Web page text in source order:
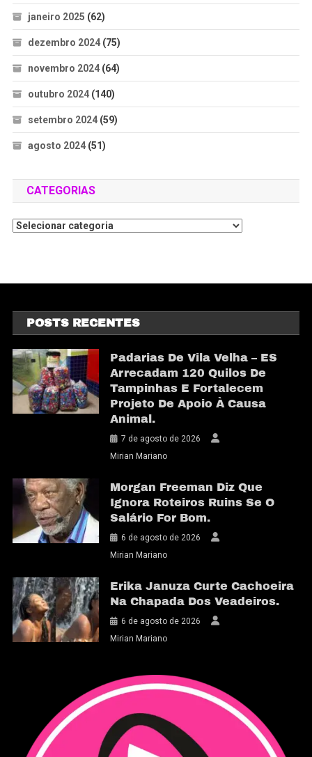
janeiro 2025 (62)
dezembro 2024(75)
novembro 2024(64)
outubro 2024(140)
setembro 2024(59)
agosto 2024(51)
CATEGORIAS
POSTS RECENTES
Padarias De Vila Velha – ES
Arrecadam 120 Quilos De
Tampinhas E Fortalecem
Projeto De Apoio À Causa
Animal.
7 de agosto de 2026
Mirian Mariano
Morgan Freeman Diz Que
Ignora Roteiros Ruins Se O
Salário For Bom.
6 de agosto de 2026
Mirian Mariano
Erika Januza Curte Cachoeira
Na Chapada Dos Veadeiros.
6 de agosto de 2026
Mirian Mariano